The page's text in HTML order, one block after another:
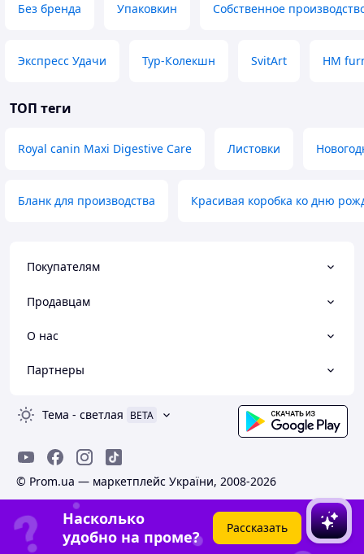
Без бренда Упаковкин Собственное
Экспресс Удачи Тур-Колекшн SvitArt HM
ТОП теги
Royal canin Maxi Digestive Care Листовки
Бланк для производства Красивая коробка ко дню
Покупателям
Продавцам
О нас
Партнеры
Тема - светлая BETA
© Prom.ua — маркетплейс України, 2008-2026
Насколько
удобно на проме?
Рассказать